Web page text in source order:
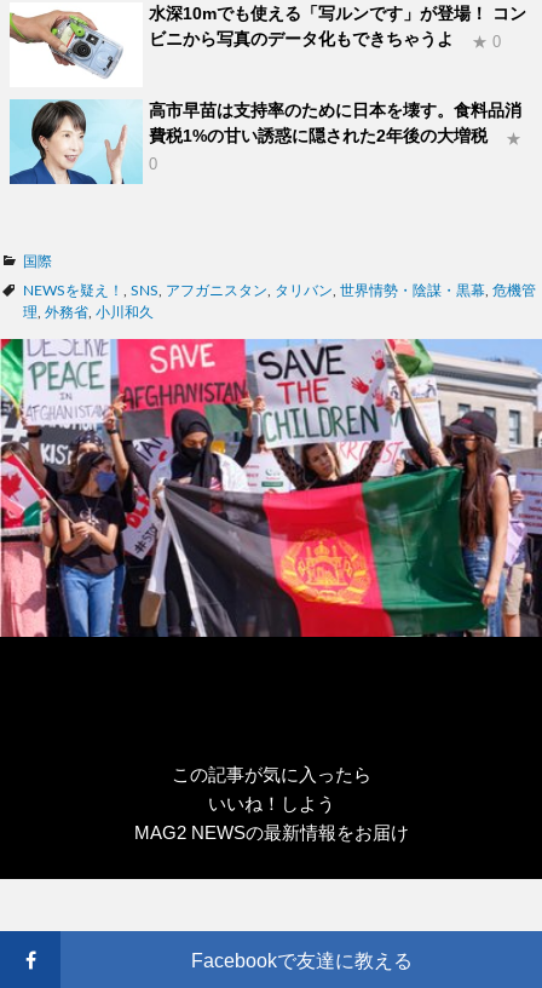
水深10mでも使える「写ルンです」が登場！ コン
ビニから写真のデータ化もできちゃうよ
★ 0
高市早苗は支持率のために日本を壊す。食料品消
費税1%の甘い誘惑に隠された2年後の大増税
★
0
カ
テ
ゴ
ー
国際
タ
グ
NEWSを疑え！ SNS アフガニスタン タリバン 世界情勢・陰謀・黒幕 危機管
理 外務省 小川和久
この記事が気に入ったら
いいね！しよう
MAG2 NEWSの最新情報をお届け
Facebookで友達に教える